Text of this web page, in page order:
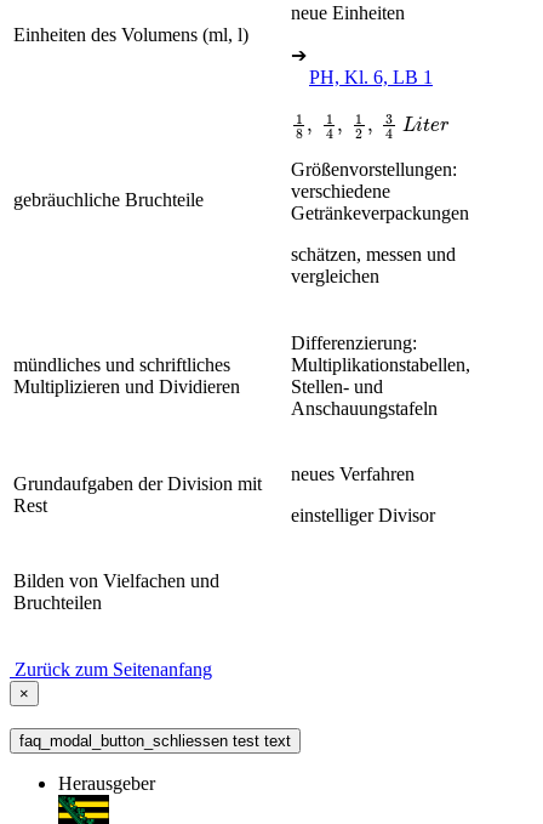
Einheiten des Volumens (ml, l)
neue Einheiten
➔
PH, Kl. 6, LB 1
gebräuchliche Bruchteile
1 1 1 3 4 L i
Größenvorstellungen:
verschiedene
Getränkeverpackungen
schätzen, messen und
vergleichen
mündliches und schriftliches
Multiplizieren und Dividieren
Differenzierung:
Multiplikationstabellen,
Stellen- und
Anschauungstafeln
Grundaufgaben der Division mit
Rest
neues Verfahren
einstelliger Divisor
Bilden von Vielfachen und
Bruchteilen
Zurück zum Seitenanfang
×
faq_modal_button_schliessen test text
Herausgeber